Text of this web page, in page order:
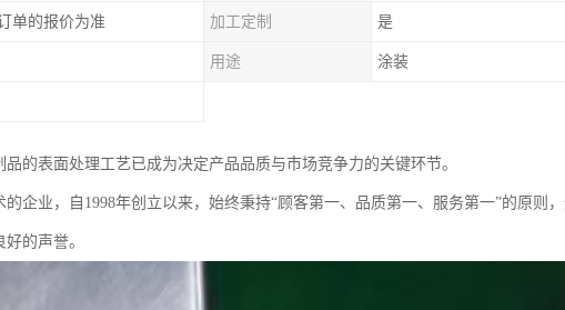
单的报价为准 加工定制 是
用途 涂装
的表面处理工艺已成为决定产品品质与市场竞争力的关键环节。
企业，自1998年创立以来，始终秉持“顾客第一、品质第一、服务第一”的原则
的声誉。